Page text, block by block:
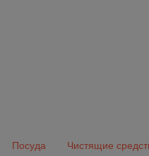
Посуда Чистящие